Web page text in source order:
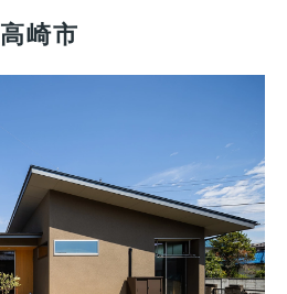
高崎市